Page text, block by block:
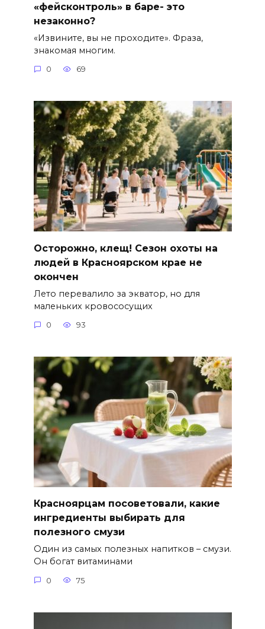
«фейсконтроль» в баре- это
незаконно?
«Извините, вы не проходите». Фраза,
знакомая многим.
0 69
Осторожно, клещ! Сезон охоты на
людей в Красноярском крае не
окончен
Лето перевалило за экватор, но для
маленьких кровососущих
0 93
Красноярцам посоветовали, какие
ингредиенты выбирать для
полезного смузи
Один из самых полезных напитков – смузи.
Он богат витаминами
0 75